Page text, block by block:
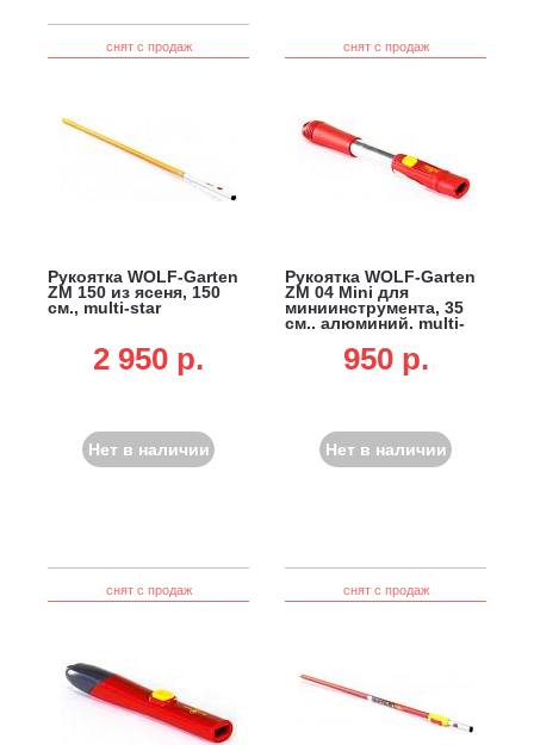
снят с продаж
Рукоятка WOLF-Garten
ZM 150 из ясеня, 150
см., multi-star
2 950 p.
Нет в наличии
снят с продаж
Рукоятка WOLF-Garten
ZM 04 Mini для
миниинструмента, 35
см., алюминий, multi-
950 p.
Нет в наличии
снят с продаж снят с продаж